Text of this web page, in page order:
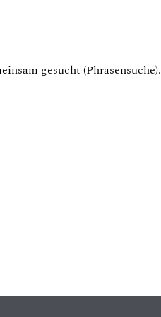
gesucht (Phrasensuche).